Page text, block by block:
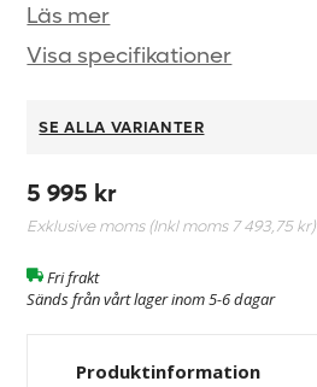
Läs mer
Visa specifikationer
SE ALLA VARIANTER
5 995 kr
Exklusive moms (Inkl moms 7 493,75 kr)
Fri frakt
Sänds från vårt lager inom 5-6 dagar
Produktinformation